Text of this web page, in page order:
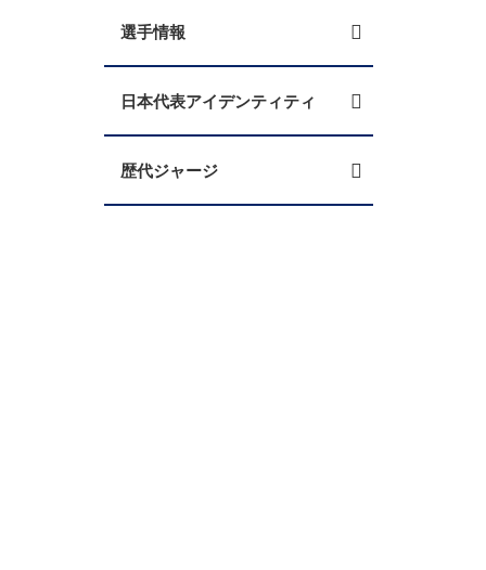
選手情報
日本代表アイデンティティ
歴代ジャージ